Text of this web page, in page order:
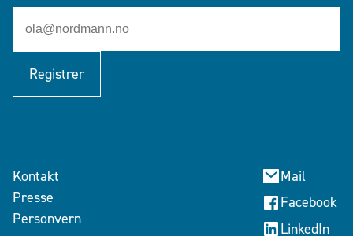
Registrer
Kontakt
Presse
Personvern
Mail
Facebook
LinkedIn